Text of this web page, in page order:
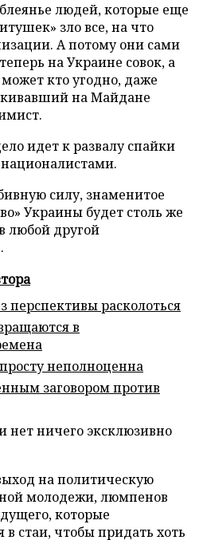
людей, которые еще
зло все, на что
А потому они сами
на Украине совок, а
кто угодно, даже
на Майдане
идет к развалу спайки
силу, знаменитое
Украины будет столь же
любой другой
перспективы расколоться
в
неполноценна
заговором против
нет ничего эксклюзивно
на политическую
молодежи, люмпенов
которые
стаи, чтобы придать хоть